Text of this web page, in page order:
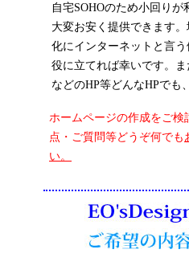
自宅SOHOのため小回り
大変お安く提供できます
化にインターネットと言
役に立てれば幸いです。
などのHP等どんなHPでも
ホームページの作成をご検
点・ご質問等どうぞ何でも
い。